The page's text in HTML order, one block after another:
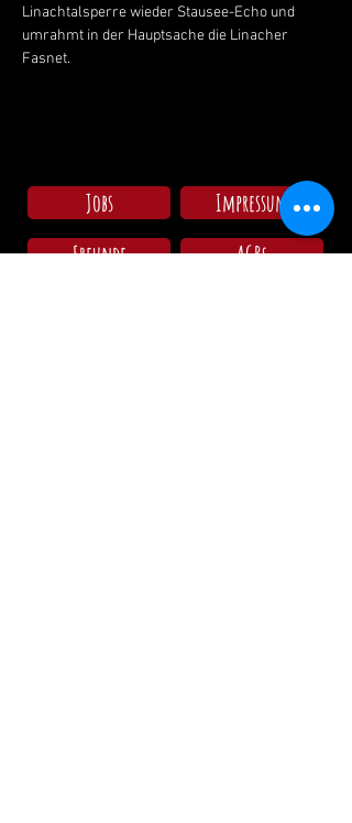
Linachtalsperre wieder Stausee-Echo und
umrahmt in der Hauptsache die Linacher
Fasnet.
Jobs
Impressum
Freunde
AGBs